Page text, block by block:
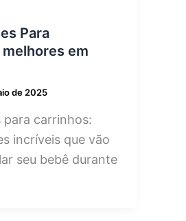
Para
em
de 2025
para carrinhos:
incríveis que vão
seu bebê durante